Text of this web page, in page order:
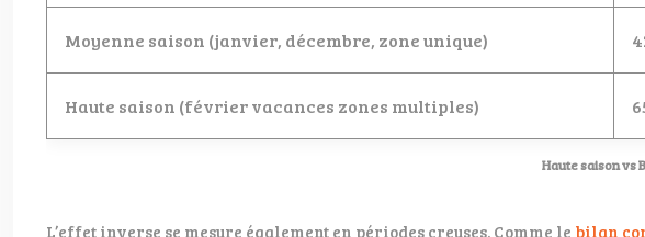
Haute saison vs
Moyenne saison (janvier, décembre, zone unique)
Haute saison (février vacances zones multiples)
L’effet inverse se mesure également en périodes creuses. Comme le bilan